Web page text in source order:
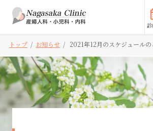
トップ / お知らせ / 2021年12月のスケジュールの